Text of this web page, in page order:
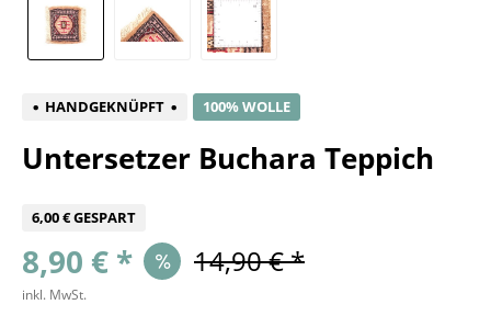
HANDGEKNÜPFT 100% WOLLE
Untersetzer Buchara Teppich
6,00 € GESPART
8,90 € * 14,90 € *
inkl. MwSt.